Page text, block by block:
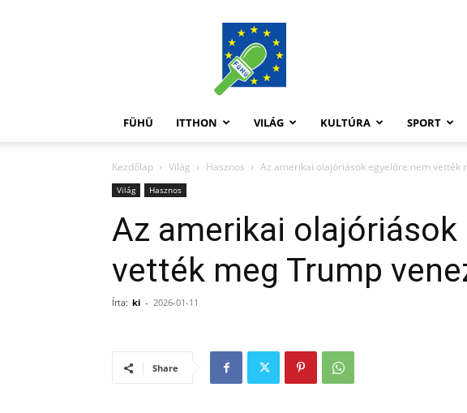
FüHü
FÜHÜ ITTHON VILÁG KULTÚRA SPORT
Kezdőlap Világ Hasznos Az amerikai olajóriások egyelőre nem vették
Világ Hasznos
Az amerikai olajóriások
vették meg Trump
Írta: ki - 2026-01-11
Share